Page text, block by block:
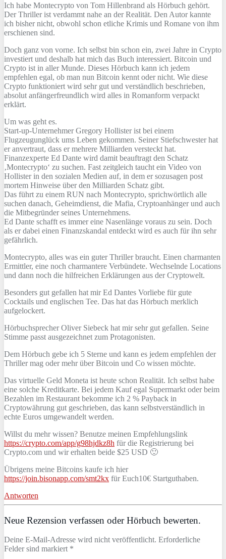
Ich habe Montecrypto von Tom Hillenbrand als Hörbuch gehört.
Der Thriller ist verdammt nahe an der Realität. Den Autor kannte
ich bisher nicht, obwohl schon etliche Krimis und Romane von ihm
erschienen sind.
Doch ganz von vorne. Ich selbst bin schon ein, zwei Jahre in Crypto
investiert und deshalb hat mich das Buch interessiert. Bitcoin und
Crypto ist in aller Munde. Dieses Hörbuch kann ich jedem
empfehlen egal, ob man nun Bitcoin kennt oder nicht. Wie diese
Crypto funktioniert wird sehr gut und verständlich beschrieben,
absolut anfängerfreundlich wird alles in Romanform verpackt
erklärt.
Um was geht es.
Start-up-Unternehmer Gregory Hollister ist bei einem
Flugzeugunglück ums Leben gekommen. Seiner Stiefschwester hat
er anvertraut, dass er mehrere Milliarden versteckt hat.
Finanzexperte Ed Dante wird damit beauftragt den Schatz
‚Montecrypto‘ zu suchen. Fast zeitgleich taucht ein Video von
Hollister in den sozialen Medien auf, in dem er sozusagen post
mortem Hinweise über den Milliarden Schatz gibt.
Das führt zu einem RUN nach Montecrypto, sprichwörtlich alle
suchen danach, Geheimdienst, die Mafia, Cryptoanhänger und auch
die Mitbegründer seines Unternehmens.
Ed Dante schafft es immer eine Nasenlänge voraus zu sein. Doch
als er dabei einen Finanzskandal entdeckt wird es auch für ihn sehr
gefährlich.
Montecrypto, alles was ein guter Thriller braucht. Einen charmanten
Ermittler, eine noch charmantere Verbündete. Wechselnde Locations
und dann noch die hilfreichen Erklärungen aus der Cryptowelt.
Besonders gut gefallen hat mir Ed Dantes Vorliebe für gute
Cocktails und englischen Tee. Das hat das Hörbuch merklich
aufgelockert.
Hörbuchsprecher Oliver Siebeck hat mir sehr gut gefallen. Seine
Stimme passt ausgezeichnet zum Protagonisten.
Dem Hörbuch gebe ich 5 Sterne und kann es jedem empfehlen der
Thriller mag oder mehr über Bitcoin und Co wissen möchte.
Das virtuelle Geld Moneta ist heute schon Realität. Ich selbst habe
eine solche Kreditkarte. Bei jedem Kauf egal Supermarkt oder beim
Bezahlen im Restaurant bekomme ich 2 % Payback in
Cryptowährung gut geschrieben, das kann selbstverständlich in
echte Euros umgewandelt werden.
Willst du mehr wissen? Benutze meinen Empfehlungslink
https://crypto.com/app/g98hjdkz8h für die Registrierung bei
Crypto.com und wir erhalten beide $25 USD 🙂
Übrigens meine Bitcoins kaufe ich hier
https://join.bisonapp.com/smt2kx für Euch10€ Startguthaben.
Antworten
Neue Rezension verfassen oder Hörbuch bewerten.
Deine E-Mail-Adresse wird nicht veröffentlicht. Erforderliche
Felder sind markiert *